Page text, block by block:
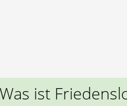
Was ist